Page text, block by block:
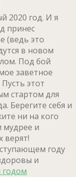
2020 год. И я
принес
(ведь это
в новом
Под бой
заветное
этот
стартом для
Берегите себя и
ни на кого
мудрее и
верят!
году
и